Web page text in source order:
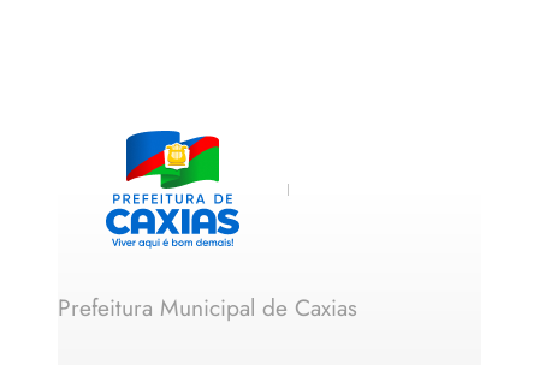
Prefeitura Municipal de Caxias